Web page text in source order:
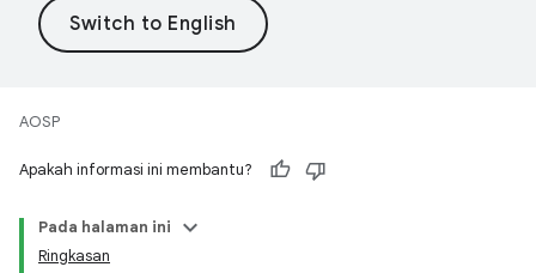
AOSP
Apakah informasi ini membantu?
Pada halaman ini
Ringkasan